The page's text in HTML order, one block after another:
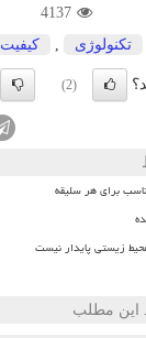
4137
تكنولوژی كیفیت
(2)
برای هر سلیقه
زیستی پایدار نیست
این مطلب